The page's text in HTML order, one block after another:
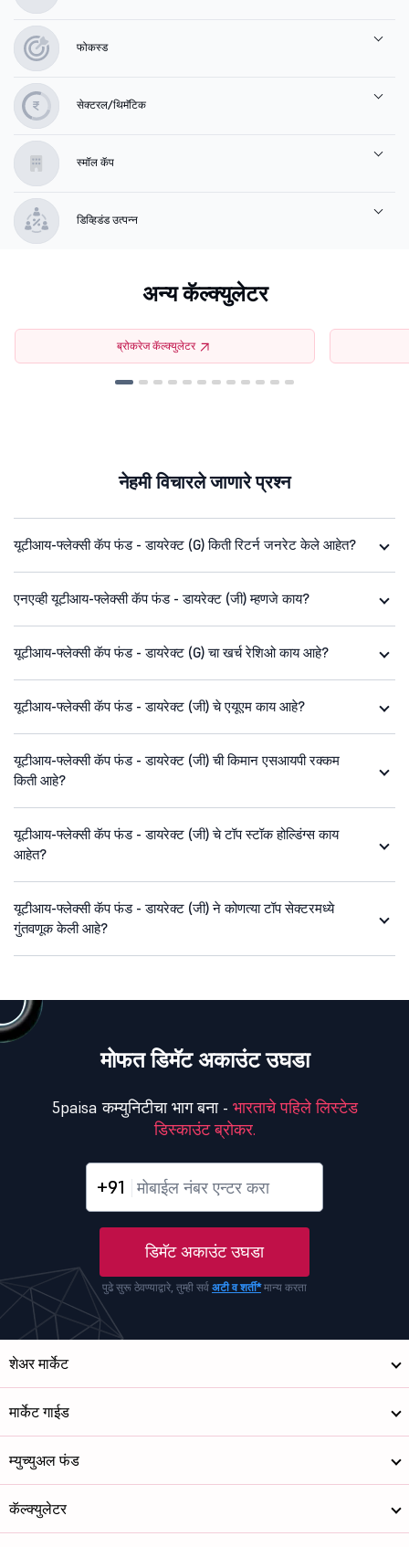
फोकस्ड
सेक्टरल/थिमॅटिक
स्मॉल कॅप
डिव्हिडंड उत्पन्न
अन्य कॅल्क्युलेटर
ब्रोकरेज कॅल्क्युलेटर
नेहमी विचारले जाणारे प्रश्न
यूटीआय-फ्लेक्सी कॅप फंड - डायरेक्ट (G) किती रिटर्न जनरेट केले आहेत?
एनएव्ही यूटीआय-फ्लेक्सी कॅप फंड - डायरेक्ट (जी) म्हणजे काय?
यूटीआय-फ्लेक्सी कॅप फंड - डायरेक्ट (G) चा खर्च रेशिओ काय आहे?
यूटीआय-फ्लेक्सी कॅप फंड - डायरेक्ट (जी) चे एयूएम काय आहे?
यूटीआय-फ्लेक्सी कॅप फंड - डायरेक्ट (जी) ची किमान एसआयपी रक्कम
किती आहे?
यूटीआय-फ्लेक्सी कॅप फंड - डायरेक्ट (जी) चे टॉप स्टॉक होल्डिंग्स काय
आहेत?
यूटीआय-फ्लेक्सी कॅप फंड - डायरेक्ट (जी) ने कोणत्या टॉप सेक्टरमध्ये
गुंतवणूक केली आहे?
मोफत डिमॅट अकाउंट उघडा
5paisa कम्युनिटीचा भाग बना - भारताचे पहिले लिस्टेड
डिस्काउंट ब्रोकर.
+91
डिमॅट अकाउंट उघडा
पुढे सुरू ठेवण्याद्वारे, तुम्ही सर्व अटी व शर्ती*मान्य करता
शेअर मार्केट
मार्केट गाईड
म्युच्युअल फंड
कॅल्क्युलेटर